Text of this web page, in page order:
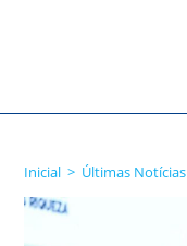
Inicial > Últimas Notícias